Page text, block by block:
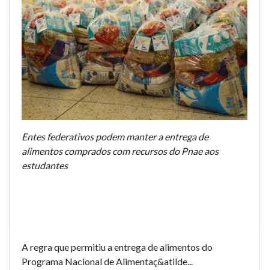
Entes federativos podem manter a entrega de
alimentos comprados com recursos do Pnae aos
estudantes
A regra que permitiu a entrega de alimentos do
Programa Nacional de Alimentaç&atilde...